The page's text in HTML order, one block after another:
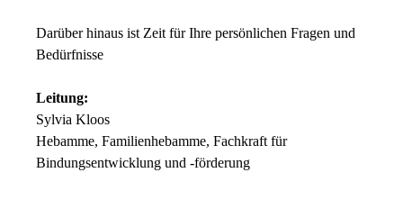
Darüber hinaus ist Zeit für Ihre persönlichen Fragen und
Bedürfnisse
Leitung:
Sylvia Kloos
Hebamme, Familienhebamme, Fachkraft für
Bindungsentwicklung und -förderung